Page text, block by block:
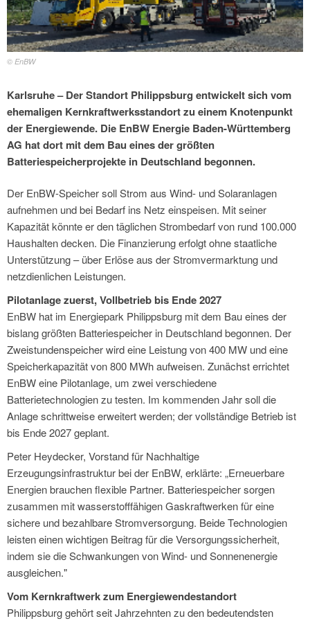
© EnBW
Karlsruhe – Der Standort Philippsburg entwickelt sich vom
ehemaligen Kernkraftwerksstandort zu einem Knotenpunkt
der Energiewende. Die EnBW Energie Baden-Württemberg
AG hat dort mit dem Bau eines der größten
Batteriespeicherprojekte in Deutschland begonnen.
Der EnBW-Speicher soll Strom aus Wind- und Solaranlagen
aufnehmen und bei Bedarf ins Netz einspeisen. Mit seiner
Kapazität könnte er den täglichen Strombedarf von rund 100.000
Haushalten decken. Die Finanzierung erfolgt ohne staatliche
Unterstützung – über Erlöse aus der Stromvermarktung und
netzdienlichen Leistungen.
Pilotanlage zuerst, Vollbetrieb bis Ende 2027
EnBW hat im Energiepark Philippsburg mit dem Bau eines der
bislang größten Batteriespeicher in Deutschland begonnen. Der
Zweistundenspeicher wird eine Leistung von 400 MW und eine
Speicherkapazität von 800 MWh aufweisen. Zunächst errichtet
EnBW eine Pilotanlage, um zwei verschiedene
Batterietechnologien zu testen. Im kommenden Jahr soll die
Anlage schrittweise erweitert werden; der vollständige Betrieb ist
bis Ende 2027 geplant.
Peter Heydecker, Vorstand für Nachhaltige
Erzeugungsinfrastruktur bei der EnBW, erklärte: „Erneuerbare
Energien brauchen flexible Partner. Batteriespeicher sorgen
zusammen mit wasserstofffähigen Gaskraftwerken für eine
sichere und bezahlbare Stromversorgung. Beide Technologien
leisten einen wichtigen Beitrag für die Versorgungssicherheit,
indem sie die Schwankungen von Wind- und Sonnenenergie
ausgleichen."
Vom Kernkraftwerk zum Energiewendestandort
Philippsburg gehört seit Jahrzehnten zu den bedeutendsten